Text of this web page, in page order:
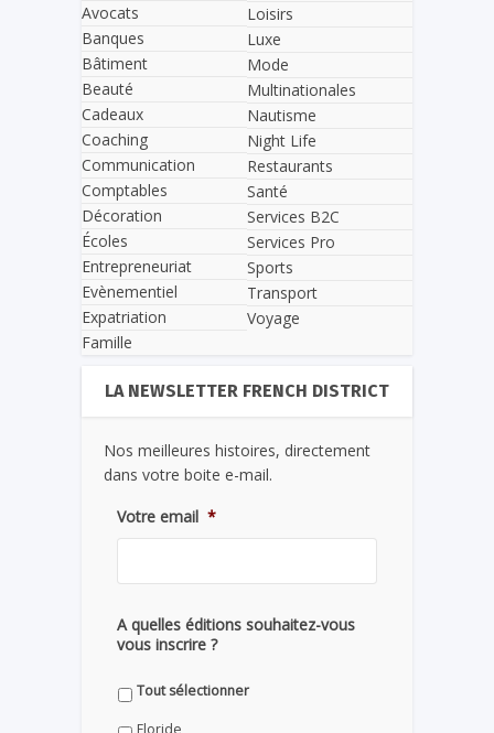
Avocats
Banques
Bâtiment
Beauté
Cadeaux
Coaching
Communication
Comptables
Décoration
Écoles
Entrepreneuriat
Evènementiel
Expatriation
Famille
Loisirs
Luxe
Mode
Multinationales
Nautisme
Night Life
Restaurants
Santé
Services B2C
Services Pro
Sports
Transport
Voyage
LA NEWSLETTER FRENCH DISTRICT
Nos meilleures histoires, directement
dans votre boite e-mail.
Votre email *
A quelles éditions souhaitez-vous
vous inscrire ?
Tout sélectionner
Floride